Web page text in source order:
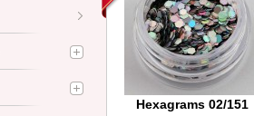
Hexagrams 02/151